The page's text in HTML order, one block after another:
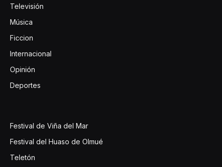
Televisión
Música
Ficcion
Internacional
Opinión
Deportes
Festival de Viña del Mar
Festival del Huaso de Olmué
Teletón